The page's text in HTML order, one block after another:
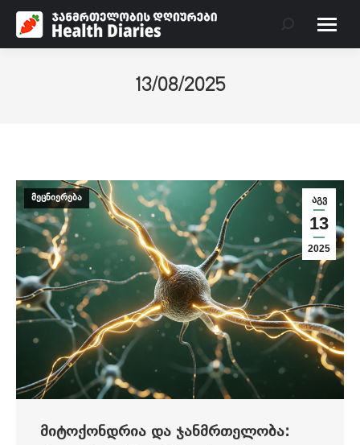
Search:
13/08/2025
აგვ
13
2025
მეცნიერება
ᲛᲘᲢᲝᲥᲝᲜᲓᲠᲘᲐ ᲓᲐ ᲯᲐᲜᲛᲠᲗᲔᲚᲝᲑᲐ: